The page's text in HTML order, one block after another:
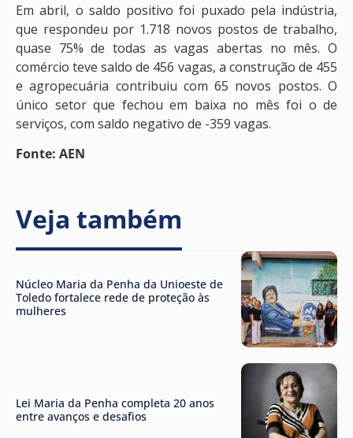
Em abril, o saldo positivo foi puxado pela indústria,
que respondeu por 1.718 novos postos de trabalho,
quase 75% de todas as vagas abertas no mês. O
comércio teve saldo de 456 vagas, a construção de 455
e agropecuária contribuiu com 65 novos postos. O
único setor que fechou em baixa no mês foi o de
serviços, com saldo negativo de -359 vagas.
Fonte: AEN
Veja também
Núcleo Maria da Penha da Unioeste de
Toledo fortalece rede de proteção às
mulheres
Lei Maria da Penha completa 20 anos
entre avanços e desafios